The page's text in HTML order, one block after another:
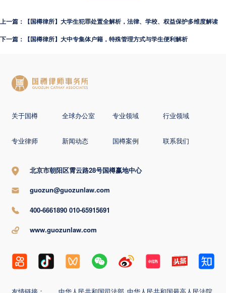
上一篇：【国樽律所】大学生犯罪处置全解析，法律、学校、权益保护多维度解读
下一篇：【国樽律所】大中专集体户籍，特殊管理方式与学生便利解析
关于国樽 全球办公室 专业领域 行业领域
专业律师 新闻动态 国樽案例 联系我们
北京市朝阳区霄云路28号国樽赢地中心
guozun@guozunlaw.com
400-6661890 010-65915691
www.guozunlaw.com
友情链接： 中华人民共和国司法部 中华人民共和国最高人民法院